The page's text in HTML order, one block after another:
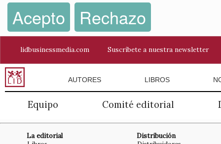
Acepto Rechazo
lidbusinessmedia.com Suscríbete a nuestra newsletter
AUTORES LIBROS
Equipo Comité editorial
La editorial Distribución